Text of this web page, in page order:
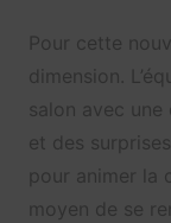
Pour cette
dimension.
salon avec
et des
pour animer la
moyen de se